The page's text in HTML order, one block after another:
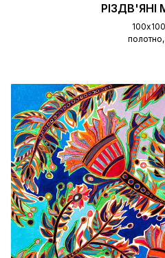
полотно,